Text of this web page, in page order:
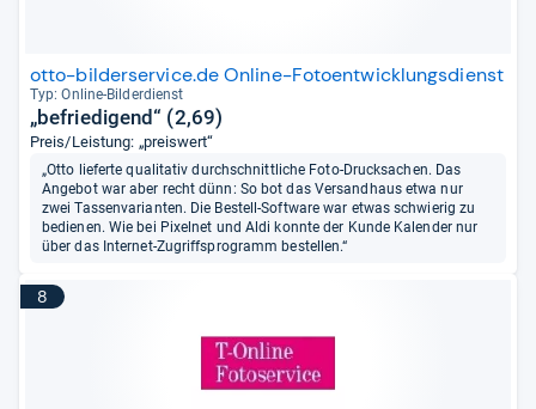
otto-bilderservice.de Online-Fotoentwicklungsdienst
Typ: Online-​Bil­der­dienst
„befriedigend“ (2,69)
Preis/Leistung: „preiswert“
„Otto lieferte qualitativ durchschnittliche Foto-Drucksachen. Das
Angebot war aber recht dünn: So bot das Versandhaus etwa nur
zwei Tassenvarianten. Die Bestell-Software war etwas schwierig zu
bedienen. Wie bei Pixelnet und Aldi konnte der Kunde Kalender nur
über das Internet-Zugriffsprogramm bestellen.“
8